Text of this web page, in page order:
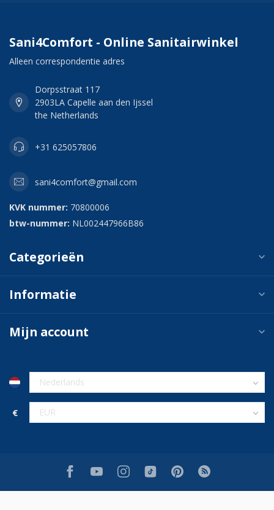
Sani4Comfort - Online Sanitairwinkel
Alleen correspondentie adres
Dorpsstraat 117
2903LA Capelle aan den Ijssel
the Netherlands
+31 625057806
sani4comfort@gmail.com
KVK nummer: 70800006
btw-nummer: NL002447966B86
Categorieën
Informatie
Mijn account
€